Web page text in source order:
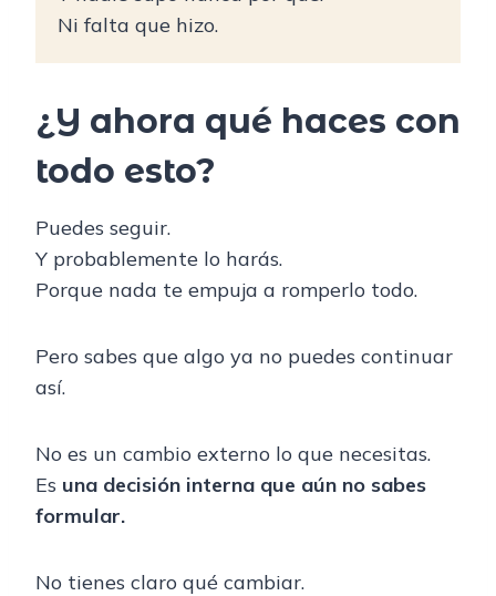
Ni falta que hizo.
¿Y ahora qué haces con
todo esto?
Puedes seguir.
Y probablemente lo harás.
Porque nada te empuja a romperlo todo.
Pero sabes que algo ya no puedes continuar
así.
No es un cambio externo lo que necesitas.
Es una decisión interna que aún no sabes
formular.
No tienes claro qué cambiar.